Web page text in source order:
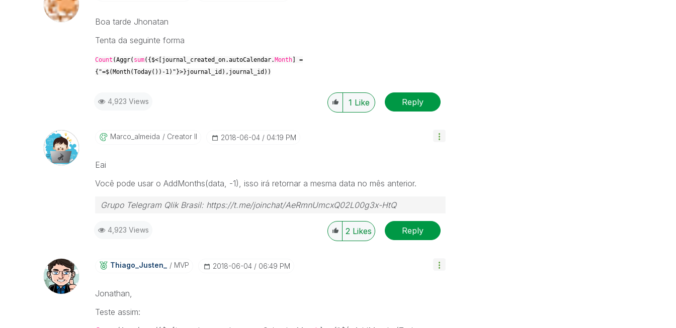
Boa tarde Jhonatan
Tenta da seguinte forma
Count (Aggr( sum({$<[journal_created_on.autoCalendar. Month] =
{"=$(Month(Today())-1)"}>}journal_id),journal_id))
4,923 Views 1 Like Reply
Marco_almeida Creator II ‎2018-06-04 04:19 PM
Eai
Você pode usar o AddMonths(data, -1), isso irá retornar a mesma data no mês anterior.
Grupo Telegram Qlik Brasil: https://t.me/joinchat/AeRmnUmcxQ02L00g3x-HtQ
4,923 Views 2 Likes Reply
Thiago_Justen_ MVP ‎2018-06-04 06:49 PM
Jonathan,
Teste assim: